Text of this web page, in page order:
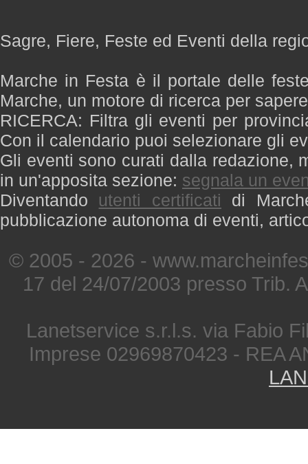
Sagre, Fiere, Feste ed Eventi della
Marche in Festa è il portale delle
Marche, un motore di ricerca per
RICERCA: Filtra gli eventi per
Con il calendario puoi selezionare gli
Gli eventi sono curati dalla redazione,
in un'apposita sezione: segnala un
Diventando utenti certificati di
pubblicazione autonoma di eventi,
© 2005 - 2026 -
17 del 24/07/2003 presso Trib.
Lanetservice s.r.l.s. via Fabio
Imprese 02969870423 - REA